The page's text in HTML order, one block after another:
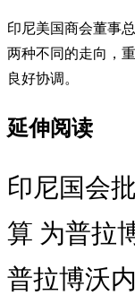
印尼美国商会董事
两种不同的走向，
良好协调。
延伸阅读
印尼国会
算 为普拉
普拉博沃